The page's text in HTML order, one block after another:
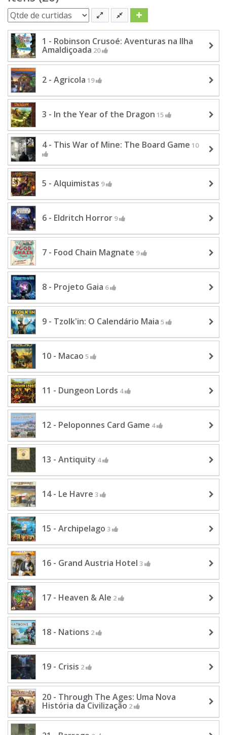
1 - Robinson Crusoé: Aventuras na Ilha
Amaldiçoada 20
2 - Agricola 19
3 - In the Year of the Dragon 15
4 - This War of Mine: The Board Game 10
5 - Alquimistas 9
6 - Eldritch Horror 9
7 - Food Chain Magnate 9
8 - Projeto Gaia 6
9 - Tzolk'in: O Calendário Maia 5
10 - Macao 5
11 - Dungeon Lords 4
12 - Peloponnes Card Game 4
13 - Antiquity 4
14 - Le Havre 3
15 - Archipelago 3
16 - Grand Austria Hotel 3
17 - Heaven & Ale 2
18 - Nations 2
19 - Crisis 2
20 - Through The Ages: Uma Nova
História da Civilização 2